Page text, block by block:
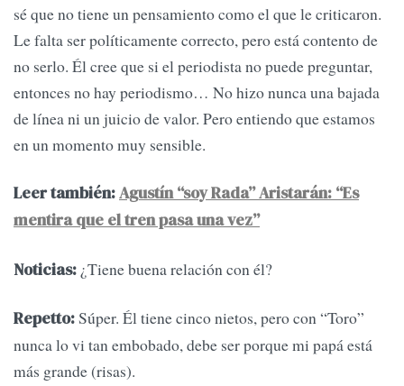
sé que no tiene un pensamiento como el que le criticaron.
Le falta ser políticamente correcto, pero está contento de
no serlo. Él cree que si el periodista no puede preguntar,
entonces no hay periodismo… No hizo nunca una bajada
de línea ni un juicio de valor. Pero entiendo que estamos
en un momento muy sensible.
Leer también:Agustín “soy Rada” Aristarán: “Es
mentira que el tren pasa una vez”
Noticias: ¿Tiene buena relación con él?
Repetto:Súper. Él tiene cinco nietos, pero con “Toro”
nunca lo vi tan embobado, debe ser porque mi papá está
más grande (risas).